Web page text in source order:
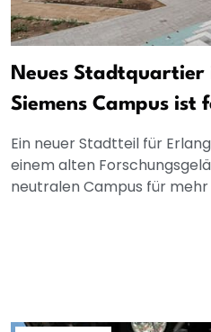
Neues Stadtquartier
Siemens Campus ist
Ein neuer Stadtteil für
einem alten
neutralen Campus für mehr